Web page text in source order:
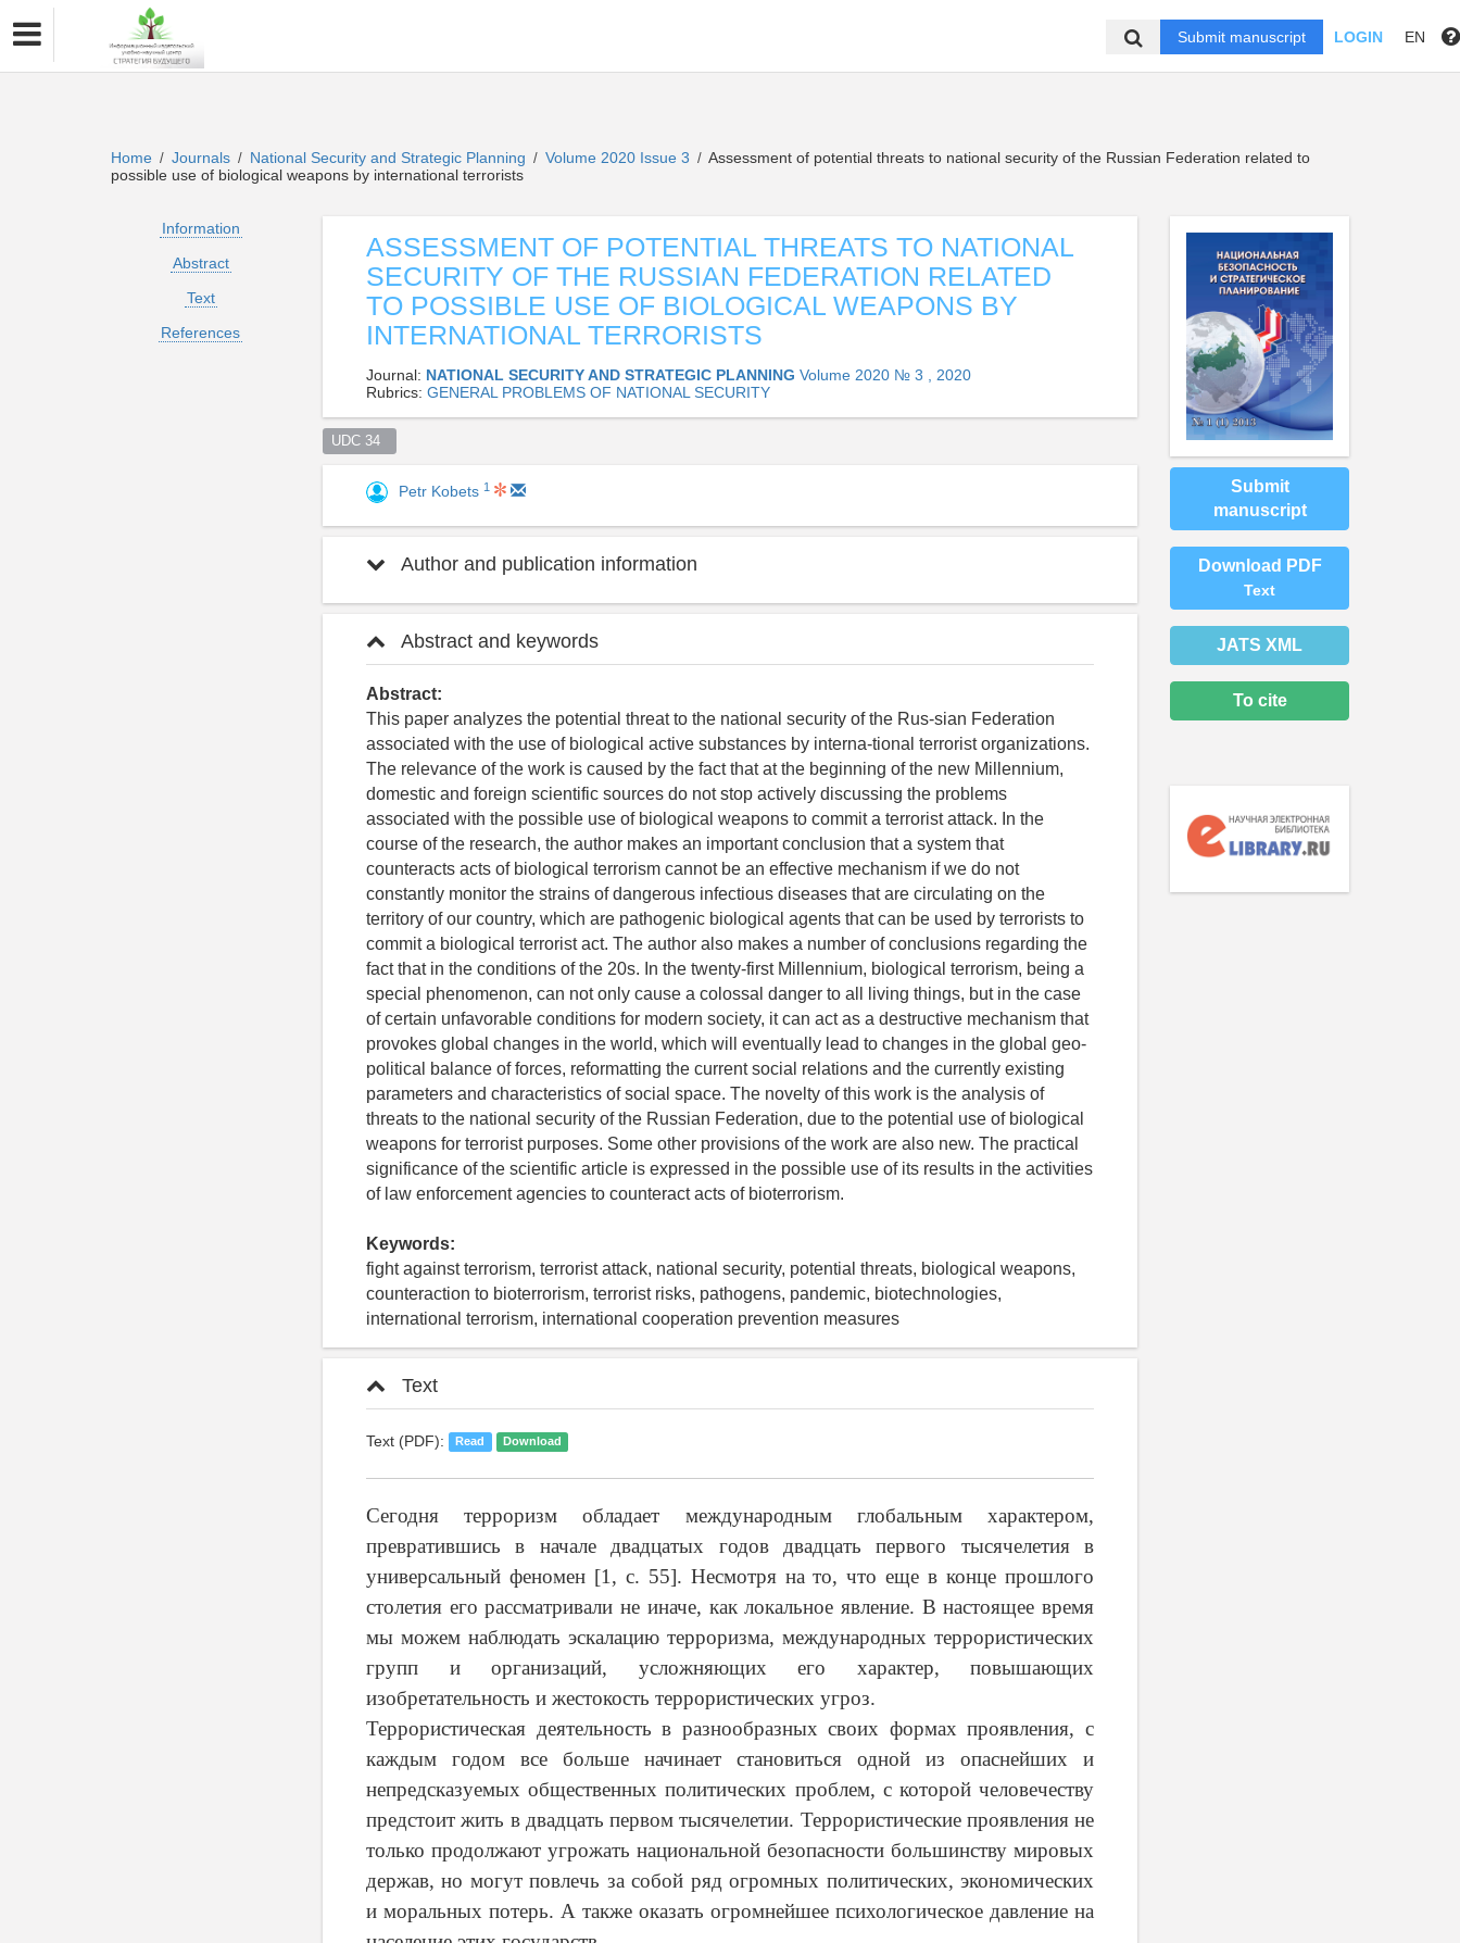
Submit manuscript LOGIN EN
Home / Journals / National Security and Strategic Planning / Volume 2020 Issue 3 / Assessment of potential threats to national security of the Russian Federation related to
possible use of biological weapons by international terrorists
Information
Abstract
Text
References
ASSESSMENT OF POTENTIAL THREATS TO NATIONAL
SECURITY OF THE RUSSIAN FEDERATION RELATED
TO POSSIBLE USE OF BIOLOGICAL WEAPONS BY
INTERNATIONAL TERRORISTS
Journal: NATIONAL SECURITY AND STRATEGIC PLANNING Volume 2020 № 3 , 2020
Rubrics: GENERAL PROBLEMS OF NATIONAL SECURITY
UDC 34
Petr Kobets 1
Author and publication information
Abstract and keywords
Abstract:
This paper analyzes the potential threat to the national security of the Rus-sian Federation
associated with the use of biological active substances by interna-tional terrorist organizations.
The relevance of the work is caused by the fact that at the beginning of the new Millennium,
domestic and foreign scientific sources do not stop actively discussing the problems
associated with the possible use of biological weapons to commit a terrorist attack. In the
course of the research, the author makes an important conclusion that a system that
counteracts acts of biological terrorism cannot be an effective mechanism if we do not
constantly monitor the strains of dangerous infectious diseases that are circulating on the
territory of our country, which are pathogenic biological agents that can be used by terrorists to
commit a biological terrorist act. The author also makes a number of conclusions regarding the
fact that in the conditions of the 20s. In the twenty-first Millennium, biological terrorism, being a
special phenomenon, can not only cause a colossal danger to all living things, but in the case
of certain unfavorable conditions for modern society, it can act as a destructive mechanism that
provokes global changes in the world, which will eventually lead to changes in the global geo-
political balance of forces, reformatting the current social relations and the currently existing
parameters and characteristics of social space. The novelty of this work is the analysis of
threats to the national security of the Russian Federation, due to the potential use of biological
weapons for terrorist purposes. Some other provisions of the work are also new. The practical
significance of the scientific article is expressed in the possible use of its results in the activities
of law enforcement agencies to counteract acts of bioterrorism.
Keywords:
fight against terrorism, terrorist attack, national security, potential threats, biological weapons,
counteraction to bioterrorism, terrorist risks, pathogens, pandemic, biotechnologies,
international terrorism, international cooperation prevention measures
Text
Text (PDF): Read Download
Сегодня терроризм обладает международным глобальным характером,
превратившись в начале двадцатых годов двадцать первого тысячелетия в
универсальный феномен [1, с. 55]. Несмотря на то, что еще в конце прошлого
столетия его рассматривали не иначе, как локальное явление. В настоящее время
мы можем наблюдать эскалацию терроризма, международных террористических
групп и организаций, усложняющих его характер, повышающих
изобретательность и жестокость террористических угроз.
Террористическая деятельность в разнообразных своих формах проявления, с
каждым годом все больше начинает становиться одной из опаснейших и
непредсказуемых общественных политических проблем, с которой человечеству
предстоит жить в двадцать первом тысячелетии. Террористические проявления не
только продолжают угрожать национальной безопасности большинству мировых
держав, но могут повлечь за собой ряд огромных политических, экономических
и моральных потерь. А также оказать огромнейшее психологическое давление на
Submit
manuscript
Download PDF
Text
JATS XML
To cite